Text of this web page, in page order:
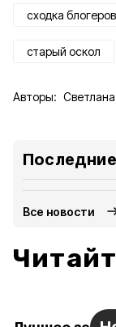
сходка блогеров
старый оскол
Авторы:
Все новости